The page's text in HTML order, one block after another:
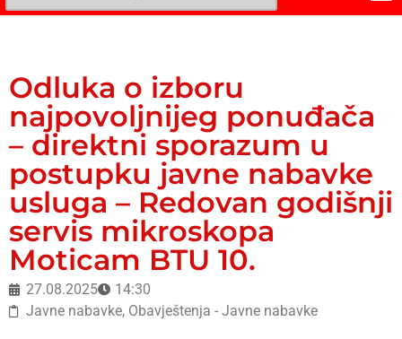
Odluka o izboru
najpovoljnijeg ponuđača
– direktni sporazum u
postupku javne nabavke
usluga – Redovan godišnji
servis mikroskopa
Moticam BTU 10.
27.08.2025
14:30
Javne nabavke, Obavještenja - Javne nabavke